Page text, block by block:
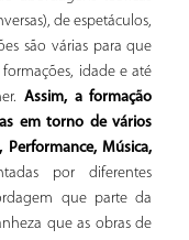
de espetáculos,
são várias para que
idade e até
Assim, a formação
em torno de vários
Performance, Música,
por diferentes
que parte da
que as obras de